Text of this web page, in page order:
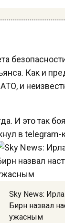
Как и
и
И это так
в
Sky News:
Бирн назвал
ужасным